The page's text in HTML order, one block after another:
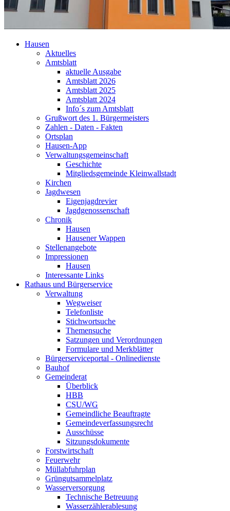
Hausen
Aktuelles
Amtsblatt
aktuelle Ausgabe
Amtsblatt 2026
Amtsblatt 2025
Amtsblatt 2024
Info´s zum Amtsblatt
Grußwort des 1. Bürgermeisters
Zahlen - Daten - Fakten
Ortsplan
Hausen-App
Verwaltungsgemeinschaft
Geschichte
Mitgliedsgemeinde Kleinwallstadt
Kirchen
Jagdwesen
Eigenjagdrevier
Jagdgenossenschaft
Chronik
Hausen
Hausener Wappen
Stellenangebote
Impressionen
Hausen
Interessante Links
Rathaus und Bürgerservice
Verwaltung
Wegweiser
Telefonliste
Stichwortsuche
Themensuche
Satzungen und Verordnungen
Formulare und Merkblätter
Bürgerserviceportal - Onlinedienste
Bauhof
Gemeinderat
Überblick
HBB
CSU/WG
Gemeindliche Beauftragte
Gemeindeverfassungsrecht
Ausschüsse
Sitzungsdokumente
Forstwirtschaft
Feuerwehr
Müllabfuhrplan
Grüngutsammelplatz
Wasserversorgung
Technische Betreuung
Wasserzählerablesung